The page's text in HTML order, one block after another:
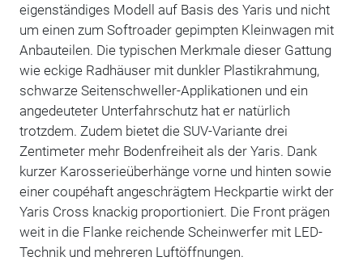
eigenständiges Modell auf Basis des Yaris und nicht
um einen zum Softroader gepimpten Kleinwagen mit
Anbauteilen. Die typischen Merkmale dieser Gattung
wie eckige Radhäuser mit dunkler Plastikrahmung,
schwarze Seitenschweller-Applikationen und ein
angedeuteter Unterfahrschutz hat er natürlich
trotzdem. Zudem bietet die SUV-Variante drei
Zentimeter mehr Bodenfreiheit als der Yaris. Dank
kurzer Karosserieüberhänge vorne und hinten sowie
einer coupéhaft angeschrägtem Heckpartie wirkt der
Yaris Cross knackig proportioniert. Die Front prägen
weit in die Flanke reichende Scheinwerfer mit LED-
Technik und mehreren Luftöffnungen.